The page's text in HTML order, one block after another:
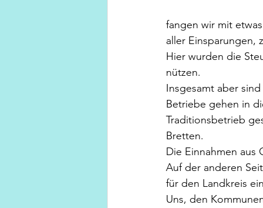
fangen wir mit
aller Einsparungen,
Hier wurden die
nützen.
Insgesamt aber
Betriebe gehen in
Traditionsbetrieb
Bretten.
Die Einnahmen aus
Auf der anderen
für den Landkreis
Uns, den